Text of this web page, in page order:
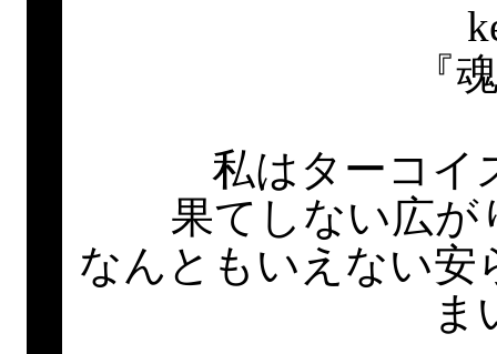
『
私はターコイ
果てしない広が
なんともいえない安
ま